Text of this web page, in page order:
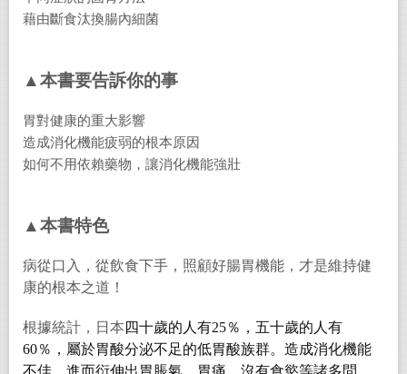
藉由斷食汰換腸內細菌
▲本書要告訴你的事
胃對健康的重大影響
造成消化機能疲弱的根本原因
如何不用依賴藥物，讓消化機能強壯
▲本書特色
病從口入，從飲食下手，照顧好腸胃機能，才是維持健
康的根本之道！
根據統計，日本 四十歲的人有25％，五十歲的人有
60％，屬於胃酸分泌不足的低胃酸族群。造成消化機能
不佳，進而衍伸出胃脹氣、胃痛、沒有食慾等諸多問